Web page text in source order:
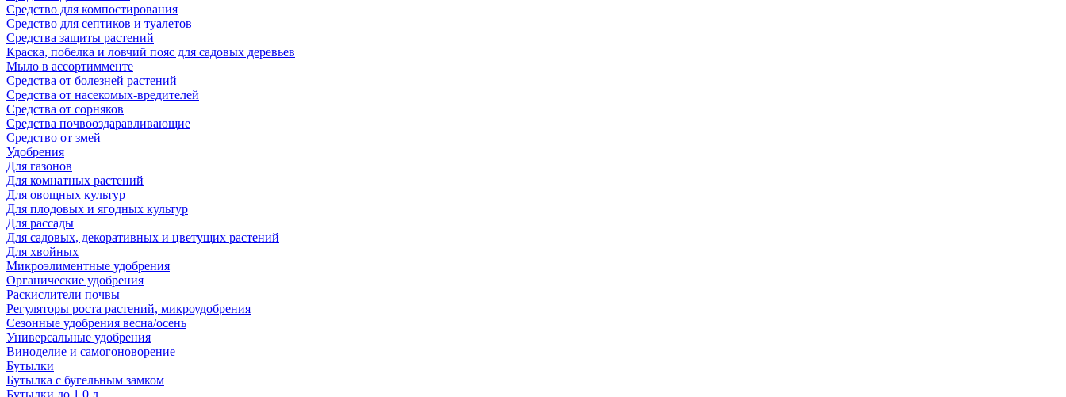
Средство для компостирования
Средство для септиков и туалетов
Средства защиты растений
Краска, побелка и ловчий пояс для садовых деревьев
Мыло в ассортимменте
Средства от болезней растений
Средства от насекомых-вредителей
Средства от сорняков
Средства почвооздаравливающие
Средство от змей
Удобрения
Для газонов
Для комнатных растений
Для овощных культур
Для плодовых и ягодных культур
Для рассады
Для садовых, декоративных и цветущих растений
Для хвойных
Микроэлиментные удобрения
Органические удобрения
Раскислители почвы
Регуляторы роста растений, микроудобрения
Сезонные удобрения весна/осень
Универсальные удобрения
Виноделие и самогоноворение
Бутылки
Бутылка с бугельным замком
Бутылки до 1,0 л